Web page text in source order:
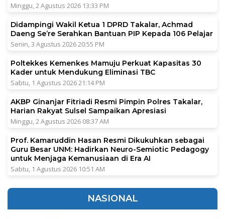
Minggu, 2 Agustus 2026 13:33 PM
Didampingi Wakil Ketua 1 DPRD Takalar, Achmad
Daeng Se’re Serahkan Bantuan PIP Kepada 106 Pelajar
Senin, 3 Agustus 2026 20:55 PM
Poltekkes Kemenkes Mamuju Perkuat Kapasitas 30
Kader untuk Mendukung Eliminasi TBC
Sabtu, 1 Agustus 2026 21:14 PM
AKBP Ginanjar Fitriadi Resmi Pimpin Polres Takalar,
Harian Rakyat Sulsel Sampaikan Apresiasi
Minggu, 2 Agustus 2026 08:37 AM
Prof. Kamaruddin Hasan Resmi Dikukuhkan sebagai
Guru Besar UNM: Hadirkan Neuro-Semiotic Pedagogy
untuk Menjaga Kemanusiaan di Era AI
Sabtu, 1 Agustus 2026 10:51 AM
NASIONAL